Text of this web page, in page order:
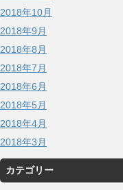
2018年10月
2018年9月
2018年8月
2018年7月
2018年6月
2018年5月
2018年4月
2018年3月
カテゴリー